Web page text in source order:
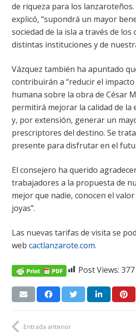
de riqueza para los
explicó, “supondrá un mayor
sociedad de la isla a través de los
distintas instituciones y de
Vázquez también ha apuntado
contribuirán a “reducir el
humana sobre la obra de César
permitirá mejorar la calidad de la
y, por extensión, generar un
prescriptores del destino. Se
presente para disfrutar en el
El consejero ha querido
trabajadores a la propuesta de
mejor que nadie, conocen el
joyas”.
Las nuevas tarifas de visita se
web cactlanzarote.com.
Post Views: 377
Entrada anterior